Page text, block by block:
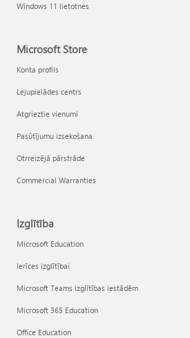
Windows 11 lietotnes
Microsoft Store
Konta profils
Lejupielādes centrs
Atgrieztie vienumi
Pasūtījumu izsekošana
Otrreizējā pārstrāde
Commercial Warranties
Izglītība
Microsoft Education
Ierīces izglītībai
Microsoft Teams izglītības iestādēm
Microsoft 365 Education
Office Education